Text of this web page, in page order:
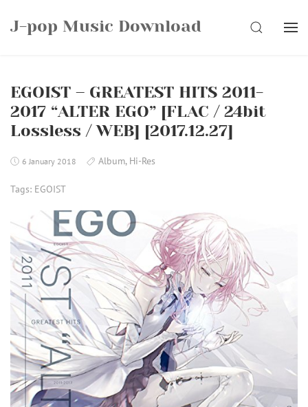
J-pop Music Download SEARCH
EGOIST – GREATEST HITS 2011-
2017 “ALTER EGO” [FLAC / 24bit
Lossless / WEB] [2017.12.27]
6 January 2018 Album, Hi-Res
Tags: EGOIST